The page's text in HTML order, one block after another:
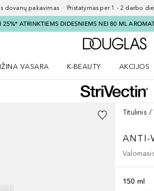
pakavimas Pristatymas per 1 - 2 darbo
25%* ATRINKTIEMS DIDESNIEMS NEI 80 ML
Į
VASARA
K-BEAUTY
AKCIJOS
Titulinis
ANTI-
150 ml